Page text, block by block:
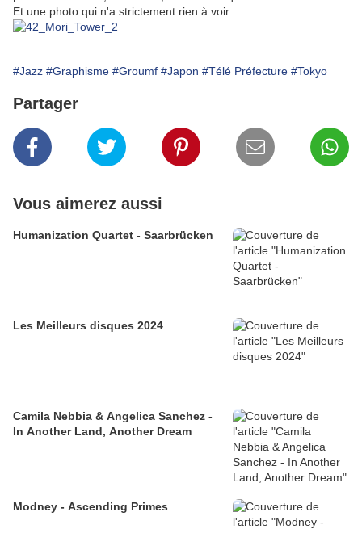
Et une photo qui n'a strictement rien à voir.
#Jazz #Graphisme #Groumf #Japon #Télé Préfecture #Tokyo
Partager
Vous aimerez aussi
Humanization Quartet - Saarbrücken
Les Meilleurs disques 2024
Camila Nebbia & Angelica Sanchez -
In Another Land, Another Dream
Modney - Ascending Primes